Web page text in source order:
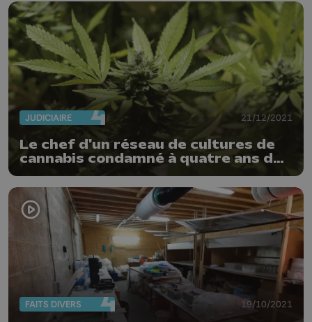
JUDICIAIRE 21/12/2021
Le chef d'un réseau de cultures de
cannabis condamné à quatre ans de
prison avec sursis
FAITS DIVERS 19/10/2021